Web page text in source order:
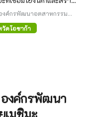
ต”
งค์กรพัฒนาอุตสาหกรรม
วัดโอซาก้า
องค์กรพัฒนา